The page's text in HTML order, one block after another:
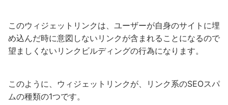
このウィジェットリンクは、ユーザーが自身のサイトに埋
め込んだ時に意図しないリンクが含まれることになるので
望ましくないリンクビルディングの行為になります。
このように、ウィジェットリンクが、リンク系のSEOスパ
ムの種類の1つです。